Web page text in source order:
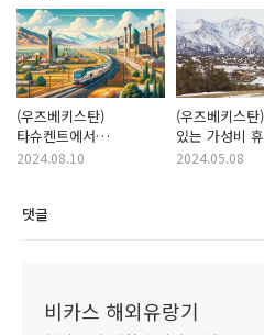
(우즈베키스탄)
타슈켄트에서
사마르칸트 이동 방법
2024.08.10
(우즈베키스
있는 가성비
자민 국립공원
2024.05.08
댓글
비카스 해외유랑기